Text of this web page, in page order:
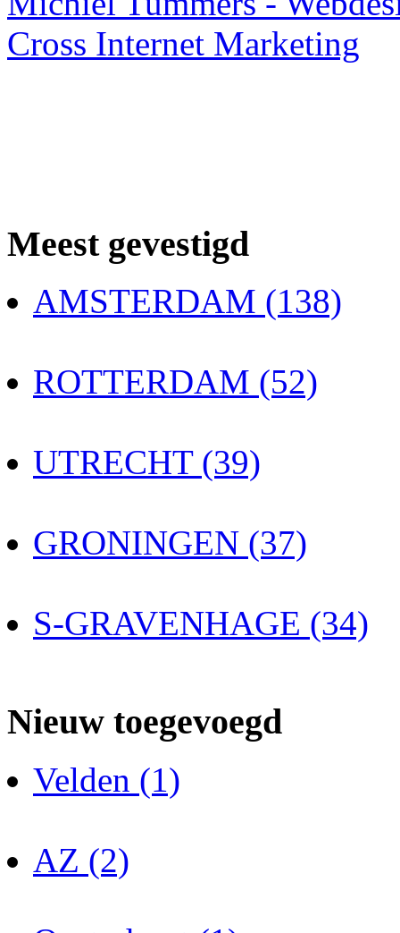
Cross Internet Marketing
Meest gevestigd
AMSTERDAM (138)
ROTTERDAM (52)
UTRECHT (39)
GRONINGEN (37)
S-GRAVENHAGE (34)
Nieuw toegevoegd
Velden (1)
AZ (2)